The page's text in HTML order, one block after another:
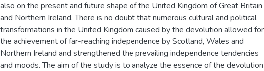
also on the present and future shape of the United Kingdom of Great Britain
and Northern Ireland. There is no doubt that numerous cultural and political
transformations in the United Kingdom caused by the devolution allowed for
the achievement of far-reaching independence by Scotland, Wales and
Northern Ireland and strengthened the prevailing independence tendencies
and moods. The aim of the study is to analyze the essence of the devolution